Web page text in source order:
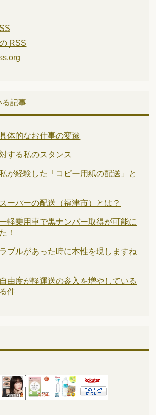
RSS
る記事
体的なお仕事の変遷
する私のスタンス
が経験した「コピー用紙の配送」と
ーパーの配送（福津市）とは？
軽乗用車で黒ナンバー取得が可能に
！
ブルがあった時に本性を現しますね
由度が軽運送の参入を増やしている
件